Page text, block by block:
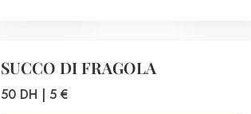
SUCCO DI FRAGOLA
50 DH | 5 €